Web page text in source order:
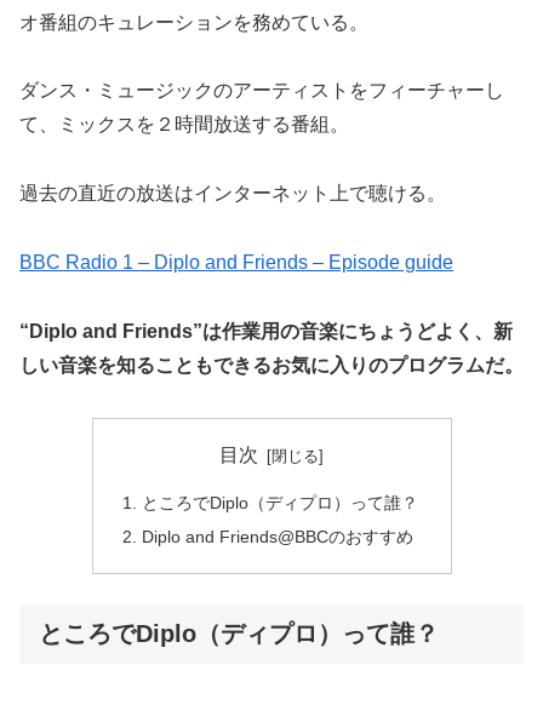
オ番組のキュレーションを務めている。
ダンス・ミュージックのアーティストをフィーチャーし
て、ミックスを２時間放送する番組。
過去の直近の放送はインターネット上で聴ける。
BBC Radio 1 – Diplo and Friends – Episode guide
“Diplo and Friends”は作業用の音楽にちょうどよく、新
しい音楽を知ることもできるお気に入りのプログラムだ。
目次
ところでDiplo（ディプロ）って誰？
Diplo and Friends@BBCのおすすめ
ところでDiplo（ディプロ）って誰？